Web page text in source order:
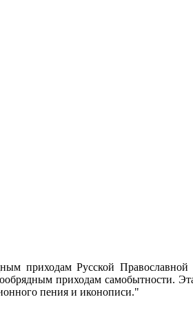
приходам Русской
приходам самобытности.
пения и иконописи."